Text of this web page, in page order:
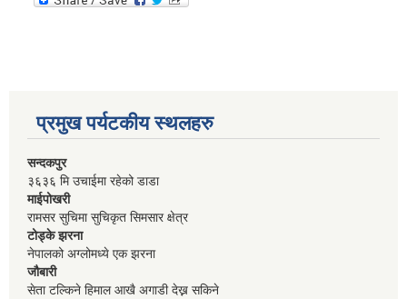
प्रमुख पर्यटकीय स्थलहरु
सन्दकपुर
३६३६ मि उचाईमा रहेको डाडा
माईपोखरी
रामसर सुचिमा सुचिकृत सिमसार क्षेत्र
टोड्के झरना
नेपालको अग्लोमध्ये एक झरना
जौबारी
सेता टल्किने हिमाल आखै अगाडी देख्न सकिने